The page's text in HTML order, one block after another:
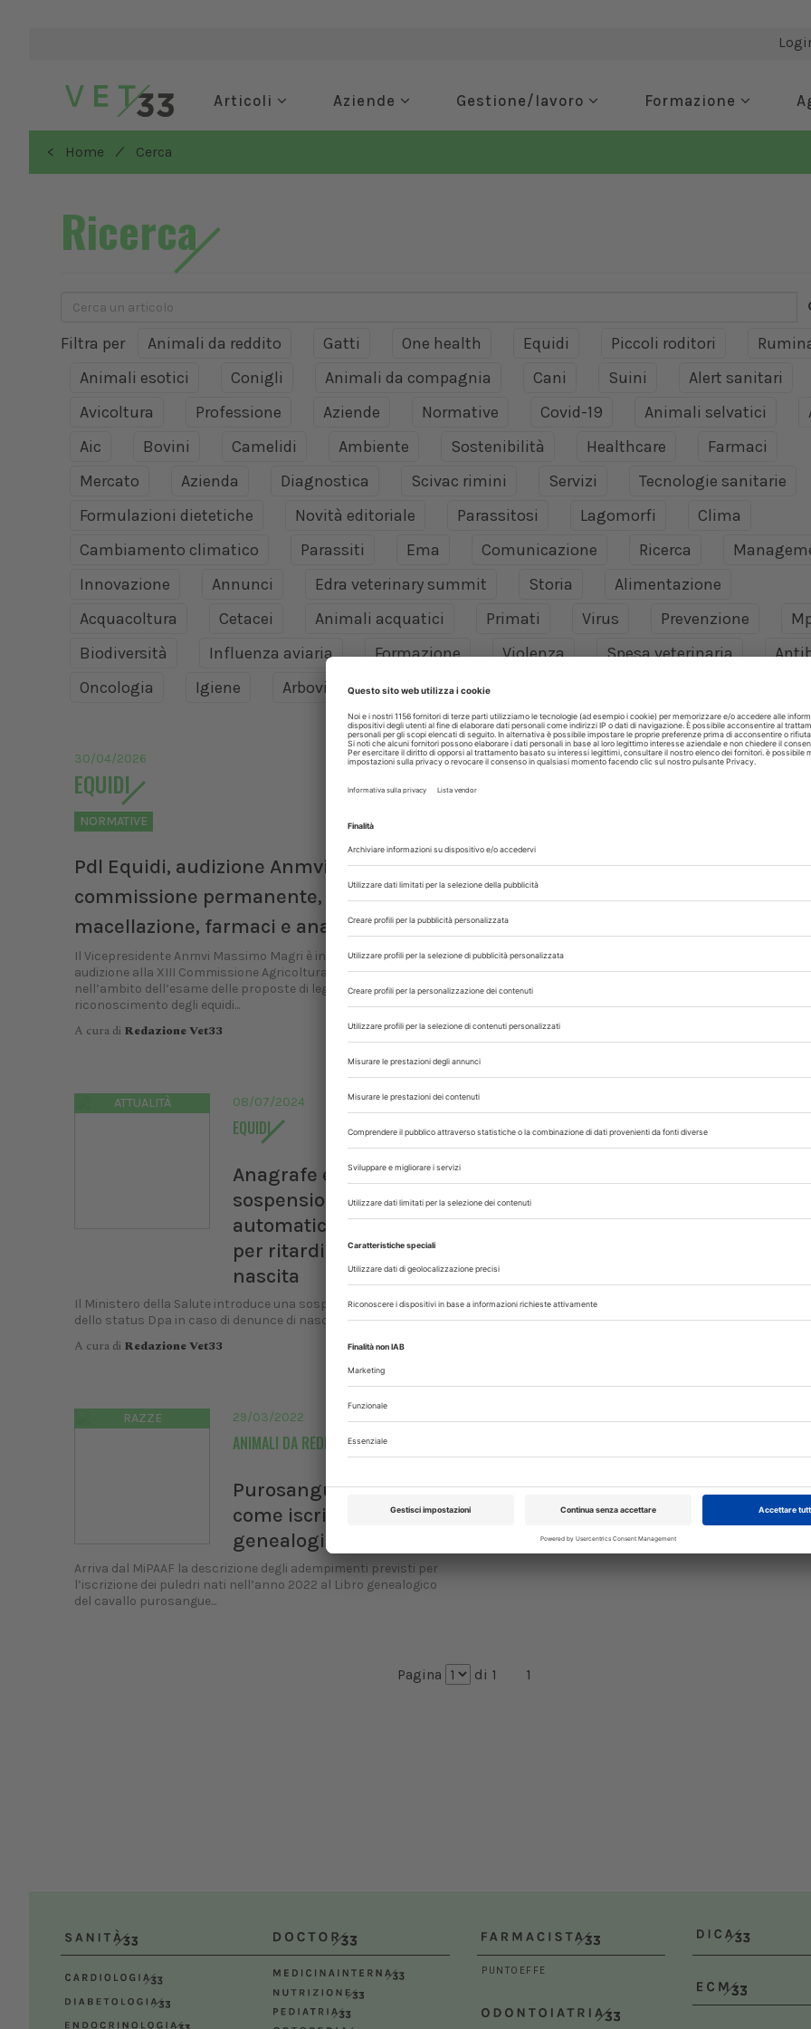
Articoli Aziende Gestione/lavoro Formazione
< Home / Cerca
Ricerca
Filtra per Animali da reddito Gatti One health Equidi Piccoli roditori
Animali esotici
Conigli Animali da compagnia Cani Suini
Alert sanitari
Avicoltura
Professione Aziende Normative Covid-19 Animali selvatici
Aic
Bovini Camelidi Ambiente Sostenibilità Healthcare
Farmaci
Mercato
Azienda Diagnostica Scivac rimini Servizi
Tecnologie sanitarie
Formulazioni dietetiche
Novità editoriale Parassitosi Lagomorfi
Clima
Cambiamento climatico
Parassiti Ema Comunicazione Ricerca
Innovazione
Annunci Edra veterinary summit Storia
Alimentazione
Acquacoltura
Cetacei Animali acquatici Primati Virus Prevenzione
Biodiversità
Influenza aviaria Formazione Violenza Spesa veterinaria
Oncologia
Igiene Arbovirosi
30/04/2026
EQUIDI
NORMATIVE
Pdl Equidi, audizione Anmvi. Ok a
commissione permanente, criticità su
macellazione, farmaci e anagrafe
Il Vicepresidente Anmvi Massimo Magri è intervenuto in
audizione alla XIII Commissione Agricoltura della Camera
nell’ambito dell’esame delle proposte di legge per il
riconoscimento degli equidi...
A cura di Redazione Vet33
ATTUALITÀ 08/07/2024
EQUIDI
Anagrafe equini:
sospensione
automatica status Dpa
per ritardi denunce di
nascita
Il Ministero della Salute introduce una sospensione automatica
dello status Dpa in caso di denunce di nascita tardive per equini
A cura di Redazione Vet33
EQUIDI
possibile entro il
della Salute nel Sistema nazionale di Identificazione e...
RAZZE 29/03/2022
ANIMALI DA REDDITO
Purosangue inglese,
come iscriverli al Libro
genealogico
Arriva dal MiPAAF la descrizione degli adempimenti previsti per
l’iscrizione dei puledri nati nell’anno 2022 al Libro genealogico
del cavallo purosangue...
Pagina di 1 1
XXI Congresso Nazionale
Bologna (BO)